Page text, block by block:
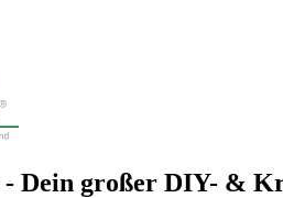
- Dein großer DIY- &